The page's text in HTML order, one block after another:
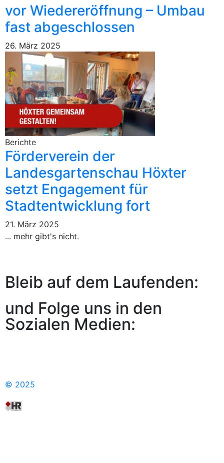
vor Wiedereröffnung – Umbau
fast abgeschlossen
26. März 2025
Berichte
Förderverein der
Landesgartenschau Höxter
setzt Engagement für
Stadtentwicklung fort
21. März 2025
... mehr gibt's nicht.
Bleib auf dem Laufenden:
und Folge uns in den
Sozialen Medien:
© 2025